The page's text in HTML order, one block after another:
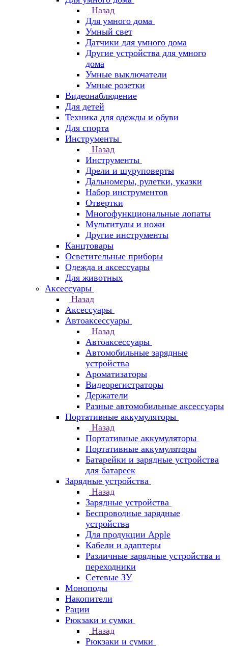
Назад
Для умного дома
Умный свет
Датчики для умного дома
Другие устройства для умного
дома
Умные выключатели
Умные розетки
Видеонаблюдение
Для детей
Техника для одежды и обуви
Для спорта
Инструменты
Назад
Инструменты
Дрели и шуруповерты
Дальномеры, рулетки, указки
Набор инструментов
Отвертки
Многофункциональные лопаты
Мультитулы и ножи
Другие инструменты
Канцтовары
Осветительные приборы
Одежда и аксессуары
Для животных
Аксессуары
Назад
Аксессуары
Автоаксессуары
Назад
Автоаксессуары
Автомобильные зарядные
устройства
Ароматизаторы
Видеорегистраторы
Держатели
Разные автомобильные аксессуары
Портативные аккумуляторы
Назад
Портативные аккумуляторы
Портативные аккумуляторы
Батарейки и зарядные устройства
для батареек
Зарядные устройства
Назад
Зарядные устройства
Беспроводные зарядные
устройства
Для продукции Apple
Кабели и адаптеры
Различные зарядные устройства и
переходники
Сетевые ЗУ
Моноподы
Накопители
Рации
Рюкзаки и сумки
Назад
Рюкзаки и сумки